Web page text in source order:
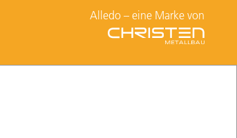
Alledo – eine Marke von